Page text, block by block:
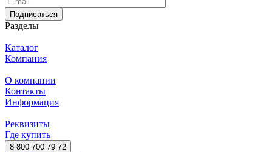
Подписаться
Разделы
Каталог
Компания
О компании
Контакты
Информация
Реквизиты
Где купить
8 800 700 79 72